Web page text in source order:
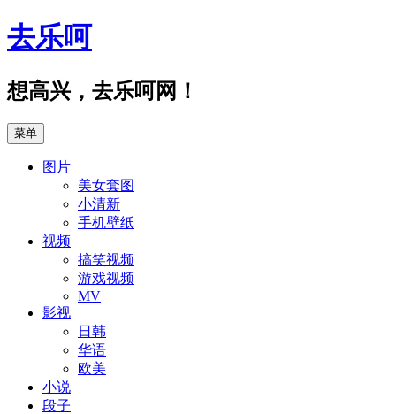
跳
至
文
去乐呵
想高兴，去乐呵网！
菜单
图片
美女套图
小清新
手机壁纸
视频
搞笑视频
游戏视频
MV
影视
日韩
华语
欧美
小说
段子